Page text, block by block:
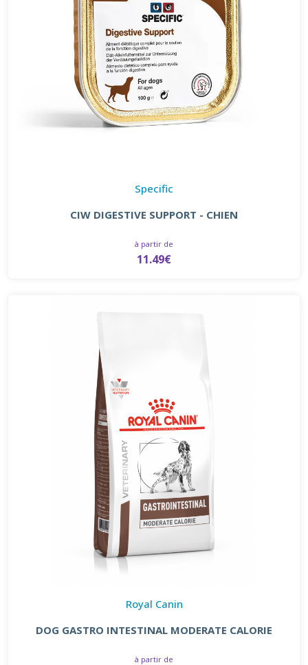
Specific
CIW DIGESTIVE SUPPORT - CHIEN
à partir de
11.49€
Royal Canin
DOG GASTRO INTESTINAL MODERATE CALORIE
à partir de